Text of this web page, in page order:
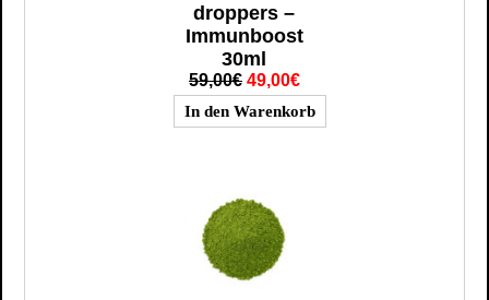
droppers –
Immunboost
30ml
59,00€ 49,00€